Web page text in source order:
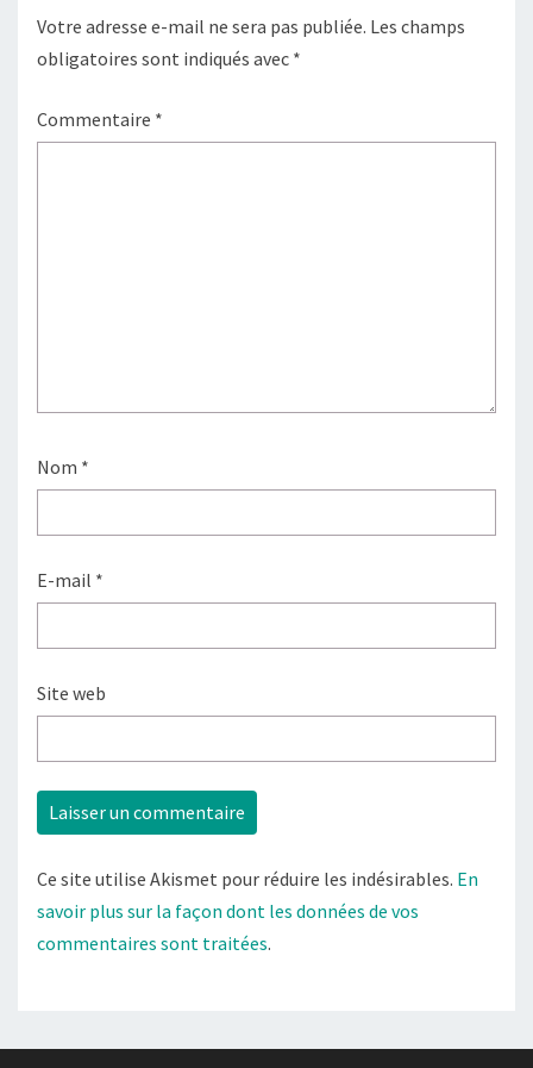
Votre adresse e-mail ne sera pas publiée. Les champs
obligatoires sont indiqués avec *
Commentaire *
Nom *
E-mail *
Site web
Ce site utilise Akismet pour réduire les indésirables. En
savoir plus sur la façon dont les données de vos
commentaires sont traitées.